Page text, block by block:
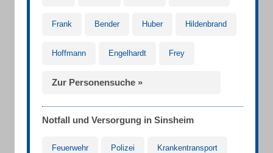
Frank Bender Huber Hildenbrand
Hoffmann Engelhardt Frey
Zur Personensuche »
Notfall und Versorgung in Sinsheim
Feuerwehr Polizei Krankentransport